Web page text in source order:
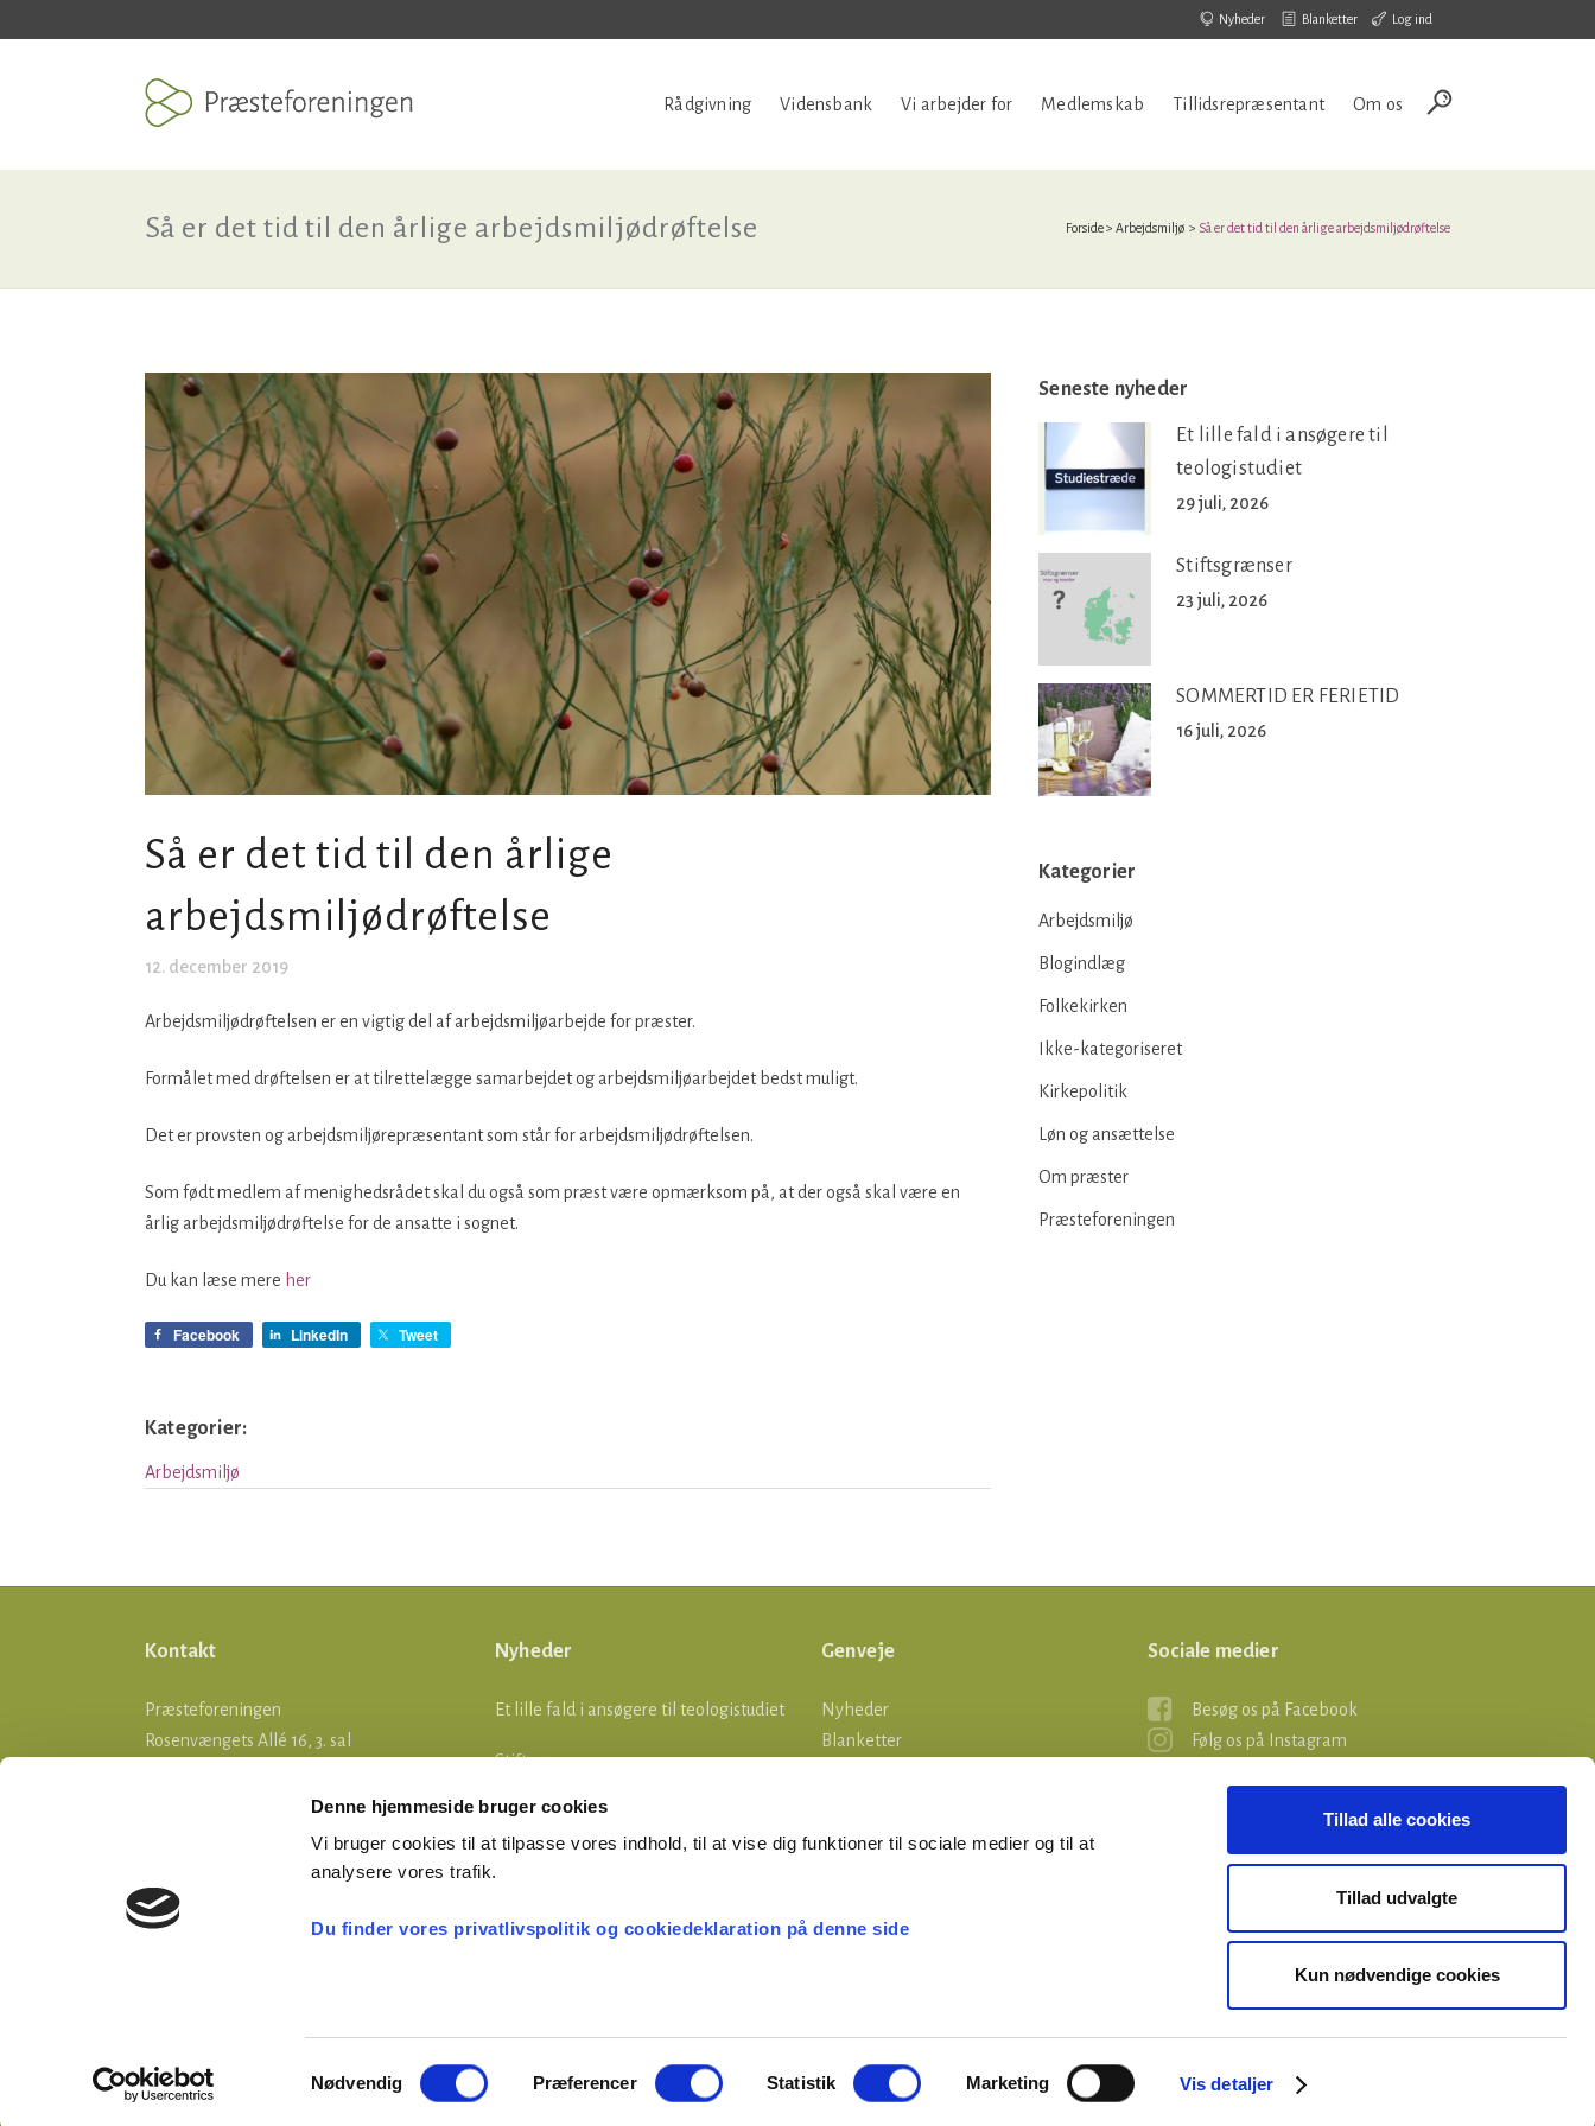
Denne hjemmeside bruger cookies
Vi bruger cookies til at tilpasse vores indhold, til at vise dig funktioner til sociale medier og til at
analysere vores trafik.
Du finder vores privatlivspolitik og cookiedeklaration på denne side
Samtykkevalg
Nødvendig Præferencer Statistik Marketing Vis detaljer
Tillad alle cookies
Tillad udvalgte
Kun nødvendige cookies
Nyheder Blanketter Log ind
Rådgivning Vidensbank Vi arbejder for Medlemskab Tillidsrepræsentant Om os
Så er det tid til den årlige arbejdsmiljødrøftelse Forside> Arbejdsmiljø > Så er det tid til den årlige arbejdsmiljødrøftelse
Så er det tid til den årlige
arbejdsmiljødrøftelse
12. december 2019
Arbejdsmiljødrøftelsen er en vigtig del af arbejdsmiljøarbejde for præster.
Formålet med drøftelsen er at tilrettelægge samarbejdet og arbejdsmiljøarbejdet bedst muligt.
Det er provsten og arbejdsmiljørepræsentant som står for arbejdsmiljødrøftelsen.
Som født medlem af menighedsrådet skal du også som præst være opmærksom på, at der også skal være en
årlig arbejdsmiljødrøftelse for de ansatte i sognet.
Du kan læse mere her
Facebook LinkedIn Tweet
Kategorier:
Arbejdsmiljø
Seneste nyheder
Et lille fald i ansøgere til
teologistudiet
29 juli, 2026
Stiftsgrænser
23 juli, 2026
SOMMERTID ER FERIETID
16 juli, 2026
Kategorier
Arbejdsmiljø
Blogindlæg
Folkekirken
Ikke-kategoriseret
Kirkepolitik
Løn og ansættelse
Om præster
Præsteforeningen
Kontakt
Præsteforeningen
Rosenvængets Allé 16, 3. sal
ddp@praesteforening.dk
webmaster@praesteforening.dk
CVR 2660 1010
Nyheder
Et lille fald i ansøgere til teologistudiet
Stiftsgrænser
SOMMERTID ER FERIETID
Genveje
Nyheder
Blanketter
Sociale medier
Besøg os på Facebook
Følg os på Instagram
© Præsteforeningen